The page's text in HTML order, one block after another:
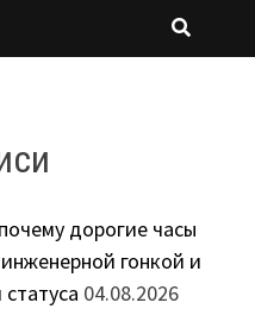
дорогие часы
гонкой и
04.08.2026